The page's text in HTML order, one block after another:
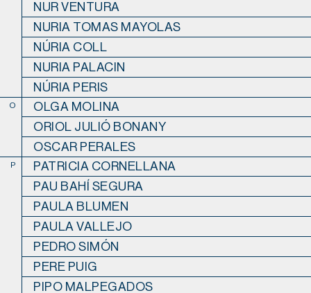
NUR VENTURA
NURIA TOMAS MAYOLAS
NÚRIA COLL
NURIA PALACIN
NÚRIA PERIS
O
OLGA MOLINA
ORIOL JULIÓ BONANY
OSCAR PERALES
P
PATRICIA CORNELLANA
PAU BAHÍ SEGURA
PAULA BLUMEN
PAULA VALLEJO
PEDRO SIMÓN
PERE PUIG
PIPO MALPEGADOS